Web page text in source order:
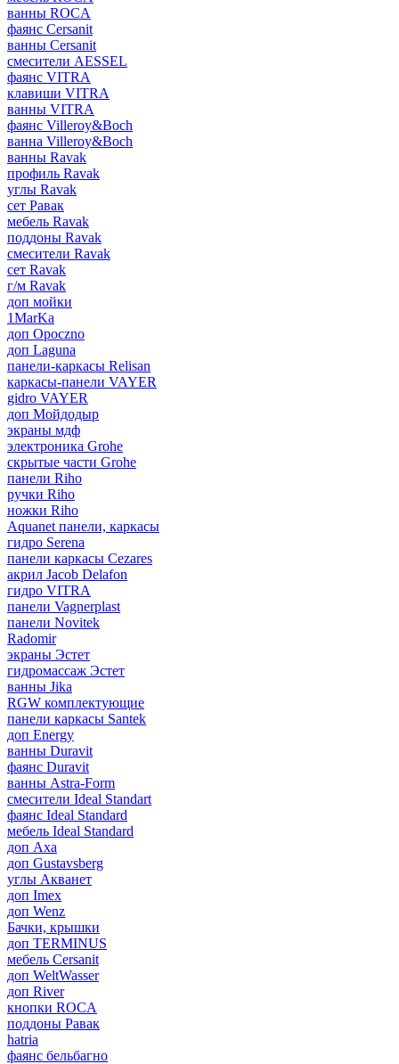
ванны ROCA
фаянс Cersanit
ванны Cersanit
смесители AESSEL
фаянс VITRA
клавиши VITRA
ванны VITRA
фаянс Villeroy&Boch
ванна Villeroy&Boch
ванны Ravak
профиль Ravak
углы Ravak
сет Равак
мебель Ravak
поддоны Ravak
смесители Ravak
сет Ravak
г/м Ravak
доп мойки
1MarKa
доп Opoczno
доп Laguna
панели-каркасы Relisan
каркасы-панели VAYER
gidro VAYER
доп Мойдодыр
экраны мдф
электроника Grohe
скрытые части Grohe
панели Riho
ручки Riho
ножки Riho
Aquanet панели, каркасы
гидро Serena
панели каркасы Cezares
акрил Jacob Delafon
гидро VITRA
панели Vagnerplast
панели Novitek
Radomir
экраны Эстет
гидромассаж Эстет
ванны Jika
RGW комплектующие
панели каркасы Santek
доп Energy
ванны Duravit
фаянс Duravit
ванны Astra-Form
смесители Ideal Standart
фаянс Ideal Standard
мебель Ideal Standard
доп Axa
доп Gustavsberg
углы Акванет
доп Imex
доп Wenz
Бачки, крышки
доп TERMINUS
мебель Cersanit
доп WeltWasser
доп River
кнопки ROCA
поддоны Равак
hatria
фаянс бельбагно